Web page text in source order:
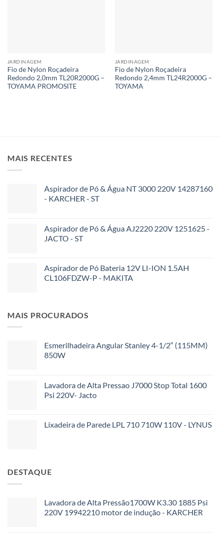
JARDINAGEM
Fio de Nylon Roçadeira
Redondo 2,0mm TL20R2000G –
TOYAMA PROMOSITE
JARDINAGEM
Fio de Nylon Roçadeira
Redondo 2,4mm TL24R2000G –
TOYAMA
MAIS RECENTES
Aspirador de Pó & Água NT 3000 220V 14287160
- KARCHER - ST
Aspirador de Pó & Água AJ2220 220V 1251625 -
JACTO - ST
Aspirador de Pó Bateria 12V LI-ION 1.5AH
CL106FDZW-P - MAKITA
MAIS PROCURADOS
Esmerilhadeira Angular Stanley 4-1/2″ (115MM)
850W
Lavadora de Alta Pressao J7000 Stop Total 1600
Psi 220V- Jacto
Lixadeira de Parede LPL 710 710W 110V - LYNUS
DESTAQUE
Lavadora de Alta Pressão1700W K3.30 1885 Psi
220V 19942210 motor de indução - KARCHER